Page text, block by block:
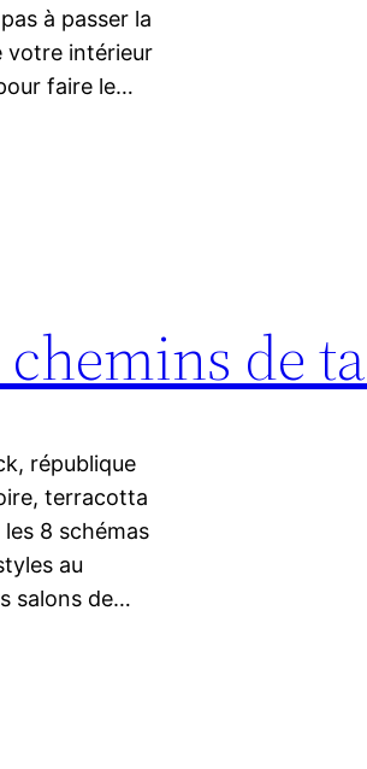
à passer la
votre intérieur
faire le…
de
république
terracotta
8 schémas
au
salons de…